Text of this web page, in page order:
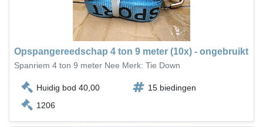
Opspangereedschap 4 ton 9 meter (10x) - ongebruikt
Spanriem 4 ton 9 meter Nee Merk: Tie Down
Huidig bod 40,00
15 biedingen
1206